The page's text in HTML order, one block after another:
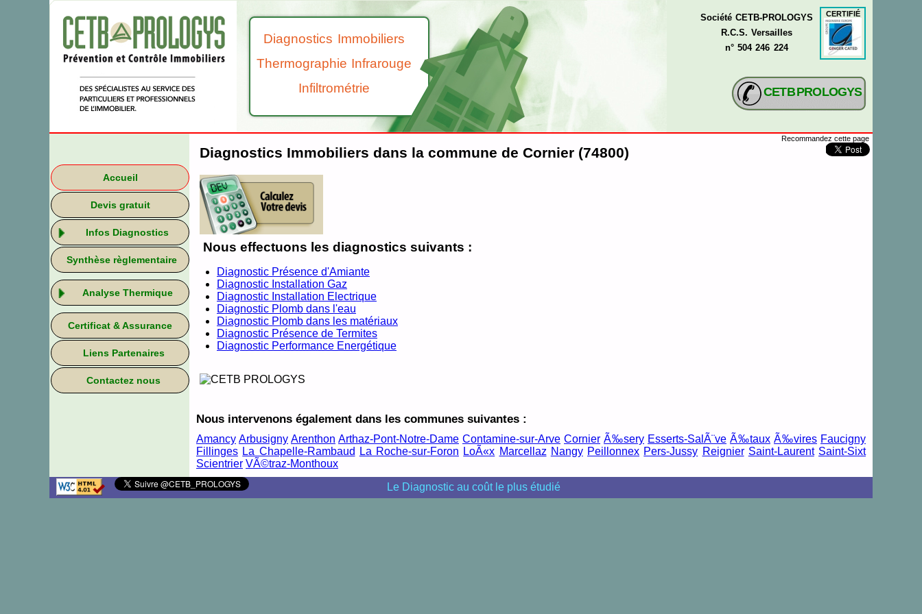
Diagnostics Immobiliers
Thermographie Infrarouge
Infiltrométrie
CERTIFIÉ
Société CETB-PROLOGYS
R.C.S. Versailles
n° 504 246 224
CETB PROLOGYS
Accueil
Devis gratuit
Infos Diagnostics
Synthèse règlementaire
Analyse Thermique
Certificat & Assurance
Liens Partenaires
Contactez nous
Recommandez cette page
Diagnostics Immobiliers dans la commune de Cornier (74800)
Nous effectuons les diagnostics suivants :
Diagnostic Présence d'Amiante
Diagnostic Installation Gaz
Diagnostic Installation Electrique
Diagnostic Plomb dans l'eau
Diagnostic Plomb dans les matériaux
Diagnostic Présence de Termites
Diagnostic Performance Energétique
Nous intervenons également dans les communes suivantes :
Amancy Arbusigny Arenthon Arthaz-Pont-Notre-Dame Contamine-sur-Arve Cornier Ã‰sery Esserts-SalÃ¨ve Ã‰taux Ã‰vires Faucigny
Fillinges La Chapelle-Rambaud La Roche-sur-Foron LoÃ«x Marcellaz Nangy Peillonnex Pers-Jussy Reignier Saint-Laurent Saint-Sixt
Scientrier VÃ©traz-Monthoux
Le Diagnostic au coût le plus étudié